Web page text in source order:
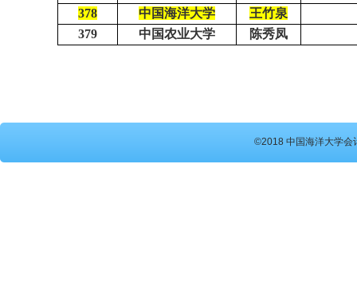
378
中国海洋大学
王竹泉
379
中国农业大学 陈秀凤
©2018 中国海洋大学会